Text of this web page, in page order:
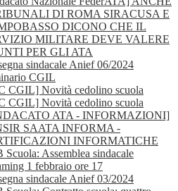
DI ROMA SIRACUSA E
DICONO CHE IL
MILITARE DEVE VALERE
PER GLI ATA
sindacale Anief 06/2024
CGIL
CGIL] Novità cedolino scuola
CGIL] Novità cedolino scuola
ATA - INFORMAZIONI]
SAATA INFORMA -
INFORMATICHE
Scuola: Assemblea sindacale
1 febbraio ore 17
sindacale Anief 03/2024